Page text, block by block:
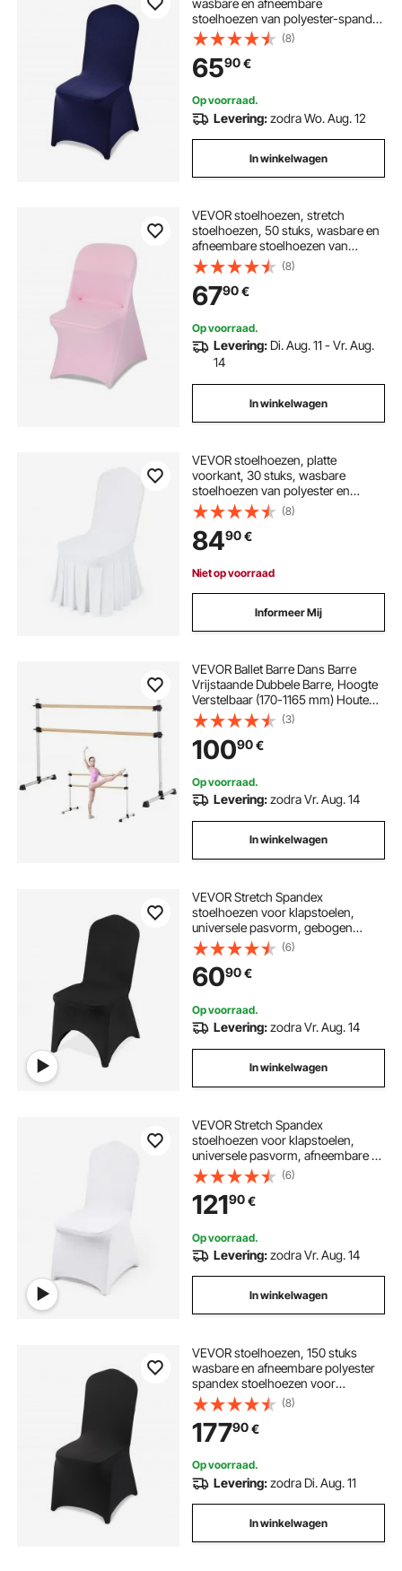
stoelhoezen van polyester-spandex
voor bruiloften, diners, banketten
en restaurants, geschikt voor
stoelen (51 x 45 x 95 cm),
marineblauw
(8)
6590€
Op voorraad.
Levering:zodra Wo. Aug. 12
In winkelwagen
VEVOR stoelhoezen, stretch
stoelhoezen, 50 stuks, wasbare en
afneembare stoelhoezen van
polyester-spandex voor bruiloften
en diners, geschikt voor
klapstoelen (45 x 46 x 77 cm), roze
(8)
6790€
Op voorraad.
Levering: Di. Aug. 11 - Vr. Aug.
14
In winkelwagen
VEVOR stoelhoezen, platte
voorkant, 30 stuks, wasbare
stoelhoezen van polyester en
spandex voor bruiloften en diners,
geschikt voor stoelen (51 x 45 x 95
cm), wit
(8)
8490€
Niet op voorraad
Informeer Mij
VEVOR Ballet Barre Dans Barre
Vrijstaande Dubbele Barre, Hoogte
Verstelbaar (170-1165 mm) Houten
Stretch Barre voor Ballet
Oefeningen, Balans Training,
Ontspanningsoefeningen
(3)
10090€
Op voorraad.
Levering:zodra Vr. Aug. 14
In winkelwagen
VEVOR Stretch Spandex
stoelhoezen voor klapstoelen,
universele pasvorm, gebogen
voorkant, afneembare en wasbare
hoezen, voor bruiloften,
feestdagen, feesten en vieringen
(50 stuks, zwart)
(6)
6090€
Op voorraad.
Levering:zodra Vr. Aug. 14
In winkelwagen
VEVOR Stretch Spandex
stoelhoezen voor klapstoelen,
universele pasvorm, afneembare en
wasbare hoezen, voor bruiloften,
feestdagen, feesten en dineren (100
stuks, wit)
(6)
12190€
Op voorraad.
Levering:zodra Vr. Aug. 14
In winkelwagen
VEVOR stoelhoezen, 150 stuks
wasbare en afneembare polyester
spandex stoelhoezen voor
bruiloften, diners, restaurants,
geschikt voor stoelen (51 x 45 x 95
cm) zwart
(8)
17790€
Op voorraad.
Levering:zodra Di. Aug. 11
In winkelwagen